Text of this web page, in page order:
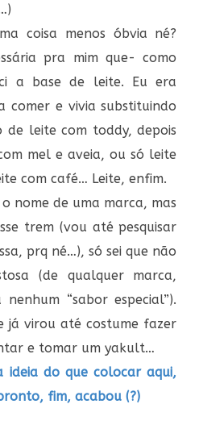
coisa menos óbvia né?
pra mim que- como
a base de leite. Eu era
comer e vivia substituindo
de leite com toddy, depois
mel e aveia, ou só leite
com café… Leite, enfim.
nome de uma marca, mas
trem (vou até pesquisar
prq né…), só sei que não
(de qualquer marca,
“sabor especial”).
já virou até costume fazer
e tomar um yakult…
ideia do que colocar aqui,
fim, acabou (?)